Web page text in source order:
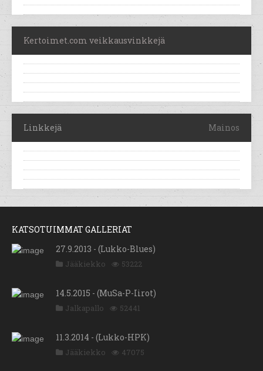
Kertoimet.com veikkausvinkkejä
Linkkejä Mainos
KATSOTUIMMAT GALLERIAT
27.9.2013 - (Lukko-Blues)
Jääkiekko 53222
14.5.2015 - (MuSa-P-Iirot)
Jalkapallo 52441
11.3.2014 - (Lukko-HPK)
Jääkiekko 47075